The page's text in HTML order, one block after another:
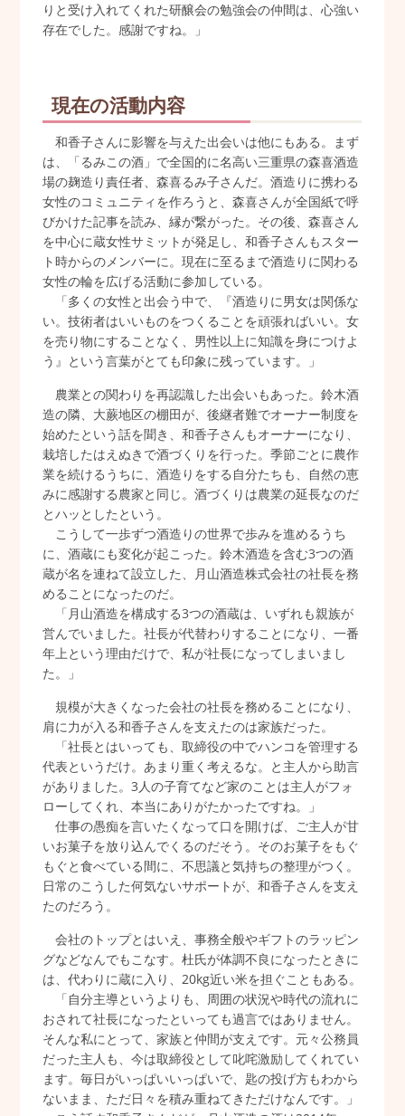
りと受け入れてくれた研醸会の勉強会の仲間は、心強い
存在でした。感謝ですね。」
現在の活動内容
和香子さんに影響を与えた出会いは他にもある。まず
は、「るみこの酒」で全国的に名高い三重県の森喜酒造
場の麹造り責任者、森喜るみ子さんだ。酒造りに携わる
女性のコミュニティを作ろうと、森喜さんが全国紙で呼
びかけた記事を読み、縁が繋がった。その後、森喜さん
を中心に蔵女性サミットが発足し、和香子さんもスター
ト時からのメンバーに。現在に至るまで酒造りに関わる
女性の輪を広げる活動に参加している。
「多くの女性と出会う中で、『酒造りに男女は関係な
い。技術者はいいものをつくることを頑張ればいい。女
を売り物にすることなく、男性以上に知識を身につけよ
う』という言葉がとても印象に残っています。」
農業との関わりを再認識した出会いもあった。鈴木酒
造の隣、大蕨地区の棚田が、後継者難でオーナー制度を
始めたという話を聞き、和香子さんもオーナーになり、
栽培したはえぬきで酒づくりを行った。季節ごとに農作
業を続けるうちに、酒造りをする自分たちも、自然の恵
みに感謝する農家と同じ。酒づくりは農業の延長なのだ
とハッとしたという。
こうして一歩ずつ酒造りの世界で歩みを進めるうち
に、酒蔵にも変化が起こった。鈴木酒造を含む3つの酒
蔵が名を連ねて設立した、月山酒造株式会社の社長を務
めることになったのだ。
「月山酒造を構成する3つの酒蔵は、いずれも親族が
営んでいました。社長が代替わりすることになり、一番
年上という理由だけで、私が社長になってしまいまし
た。」
規模が大きくなった会社の社長を務めることになり、
肩に力が入る和香子さんを支えたのは家族だった。
「社長とはいっても、取締役の中でハンコを管理する
代表というだけ。あまり重く考えるな。と主人から助言
がありました。3人の子育てなど家のことは主人がフォ
ローしてくれ、本当にありがたかったですね。」
仕事の愚痴を言いたくなって口を開けば、ご主人が甘
いお菓子を放り込んでくるのだそう。そのお菓子をもぐ
もぐと食べている間に、不思議と気持ちの整理がつく。
日常のこうした何気ないサポートが、和香子さんを支え
たのだろう。
会社のトップとはいえ、事務全般やギフトのラッピン
グなどなんでもこなす。杜氏が体調不良になったときに
は、代わりに蔵に入り、20kg近い米を担ぐこともある。
「自分主導というよりも、周囲の状況や時代の流れに
おされて社長になったといっても過言ではありません。
そんな私にとって、家族と仲間が支えです。元々公務員
だった主人も、今は取締役として叱咤激励してくれてい
ます。毎日がいっぱいいっぱいで、匙の投げ方もわから
ないまま、ただ日々を積み重ねてきただけなんです。」